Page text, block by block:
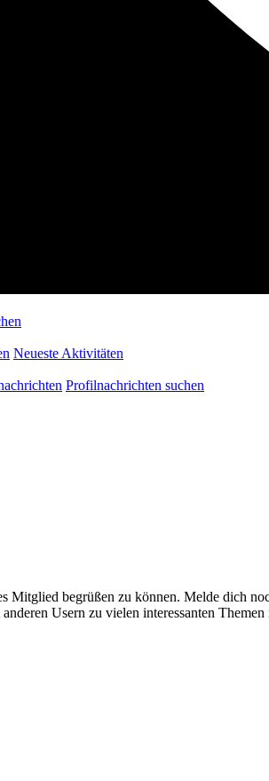
Neueste Aktivitäten
Profilnachrichten suchen
Mitglied begrüßen zu können. Melde dich
Usern zu vielen interessanten